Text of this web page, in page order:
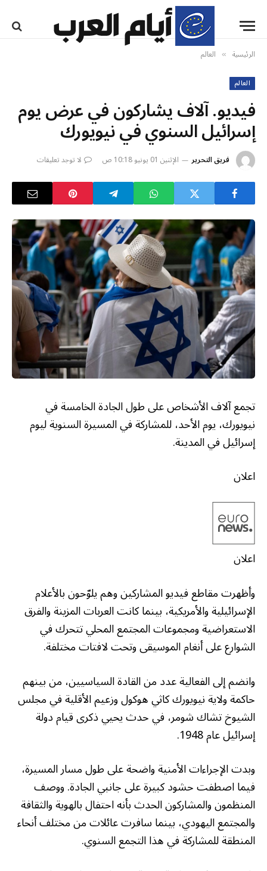
الرئيسية » العالم
العالم
فيديو. آلاف يشاركون في عرض يوم
إسرائيل السنوي في نيويورك
فريق التحرير الإثنين 01 يونيو 10:18 ص لا توجد تعليقات
تجمع آلاف الأشخاص على طول الجادة الخامسة في
نيويورك، يوم الأحد، للمشاركة في المسيرة السنوية ليوم
إسرائيل في المدينة.
اعلان
اعلان
وأظهرت مقاطع فيديو المشاركين وهم يلوّحون بالأعلام
الإسرائيلية والأمريكية، بينما كانت العربات المزينة والفرق
الاستعراضية ومجموعات المجتمع المحلي تتحرك في
الشوارع على أنغام الموسيقى وتحت لافتات مختلفة.
وانضم إلى الفعالية عدد من القادة السياسيين، من بينهم
حاكمة ولاية نيويورك كاثي هوكول وزعيم الأقلية في مجلس
الشيوخ تشاك شومر، في حدث يحيي ذكرى قيام دولة
إسرائيل عام 1948.
وبدت الإجراءات الأمنية واضحة على طول مسار المسيرة،
فيما اصطفت حشود كبيرة على جانبي الجادة. ووصف
المنظمون والمشاركون الحدث بأنه احتفال بالهوية والثقافة
والمجتمع اليهودي، بينما سافرت عائلات من مختلف أنحاء
المنطقة للمشاركة في هذا التجمع السنوي.